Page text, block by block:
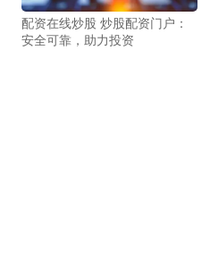
配资在线炒股 炒股配资门户：
安全可靠，助力投资